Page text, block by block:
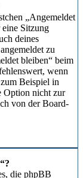
„Angemeldet
Sitzung
deines
zu
bleiben“ beim
wenn
Beispiel in
Option nicht zur
von der Board-
die phpBB